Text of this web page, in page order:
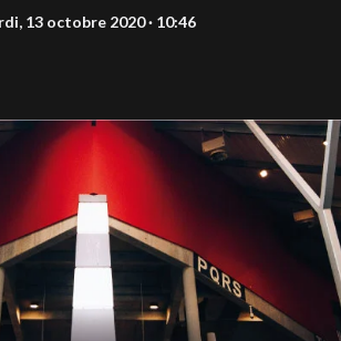
13 octobre 2020 · 10:46